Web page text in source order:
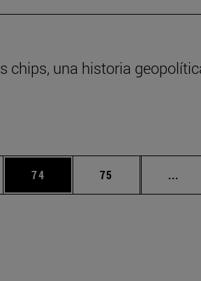
chips, una historia
Use TAB para desplazarse.
Página
74 Página
75 ...